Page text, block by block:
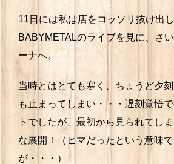
11日には私は店をコッソリ抜け出
BABYMETALのライブを見に、さ
ーナへ。
当時とはとても寒く、ちょうど夕
も止まってしまい・・・遅刻覚悟
トでしたが、最初から見られてし
な展開！（ヒマだったという意味
が・・・）